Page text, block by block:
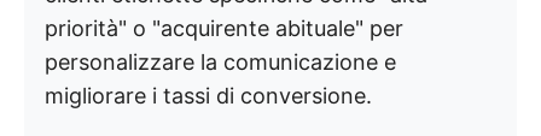
priorità" o "acquirente abituale" per
personalizzare la comunicazione e
migliorare i tassi di conversione.